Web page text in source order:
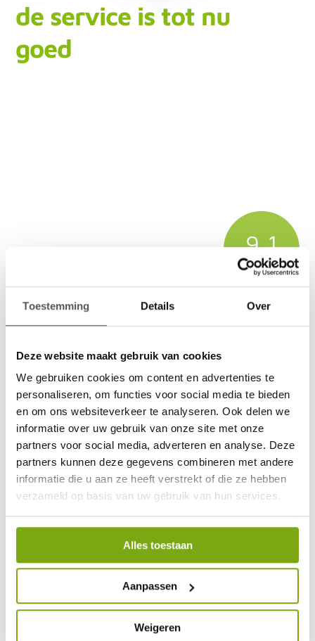
Toestemming Details Over
Deze website maakt gebruik van cookies
We gebruiken cookies om content en advertenties te
personaliseren, om functies voor social media te bieden
en om ons websiteverkeer te analyseren. Ook delen we
informatie over uw gebruik van onze site met onze
partners voor social media, adverteren en analyse. Deze
partners kunnen deze gegevens combineren met andere
informatie die u aan ze heeft verstrekt of die ze hebben
verzameld op basis van uw gebruik van hun services.
Alles toestaan
Aanpassen
Weigeren
de service is tot nu
goed
9,1
klantenbeoordeling